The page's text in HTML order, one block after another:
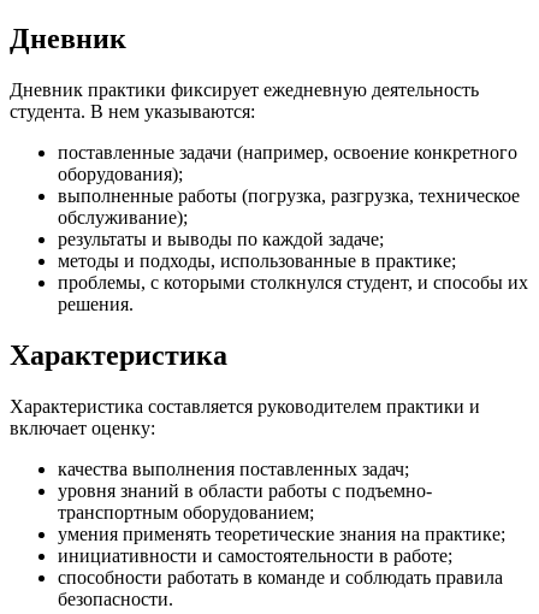
Дневник
Дневник практики фиксирует ежедневную деятельность
студента. В нем указываются:
поставленные задачи (например, освоение конкретного
оборудования);
выполненные работы (погрузка, разгрузка, техническое
обслуживание);
результаты и выводы по каждой задаче;
методы и подходы, использованные в практике;
проблемы, с которыми столкнулся студент, и способы их
решения.
Характеристика
Характеристика составляется руководителем практики и
включает оценку:
качества выполнения поставленных задач;
уровня знаний в области работы с подъемно-
транспортным оборудованием;
умения применять теоретические знания на практике;
инициативности и самостоятельности в работе;
способности работать в команде и соблюдать правила
безопасности.